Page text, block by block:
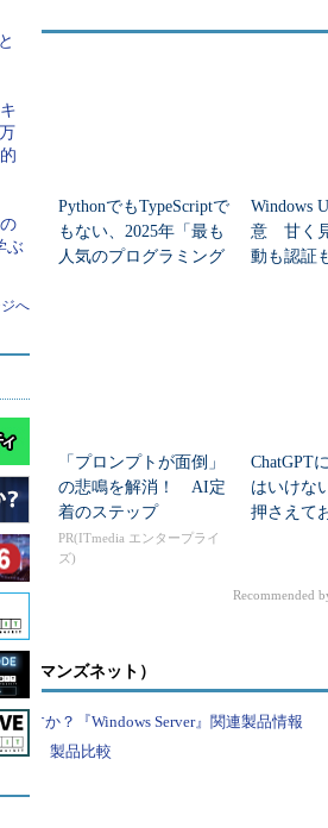
文字「 :( 」が表示されるので、ちょっとは癒さ
ジョンのBSoDにはQRコードが
大型アップデートとなる「
です。Windows 10 Anniversary
10の新バージョンです。
Windows Insiderプログラムでは、開
ルドが次々と提供されています。
10 Insider Previewの最近のビ
まれています。ただし、ストップエ
ではなく、QRコードを読み取ると
blue screen errors）サイト
。
るようになるってホント？（本連載
な
何
PythonでもTypeScriptで
もない、2025年「最も
人気のプログラミング
Windows
意 甘く
動も認証
人
イ
「プロンプトが面倒」
の悲鳴を解消！ AI定
着のステップ
PR(ITmedia エンタープライ
ズ)
ChatGPT
はいけな
押さえて
Recommended
ーマンズネット）
ますか？『Windows Server』関連製品情報
』製品比較
ぶ
へ